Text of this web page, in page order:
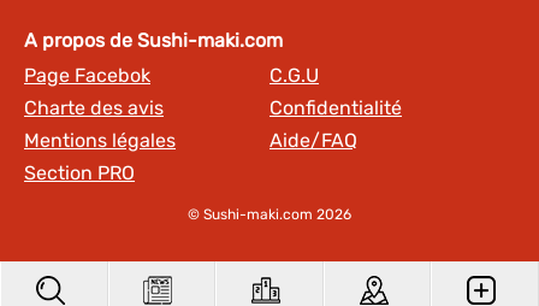
A propos de Sushi-maki.com
Page Facebok
C.G.U
Charte des avis
Confidentialité
Mentions légales
Aide/FAQ
Section PRO
© Sushi-maki.com 2026